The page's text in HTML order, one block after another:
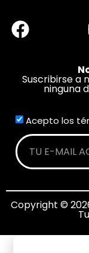
Suscribirse a
ninguna
Acepto los
Copyright ©